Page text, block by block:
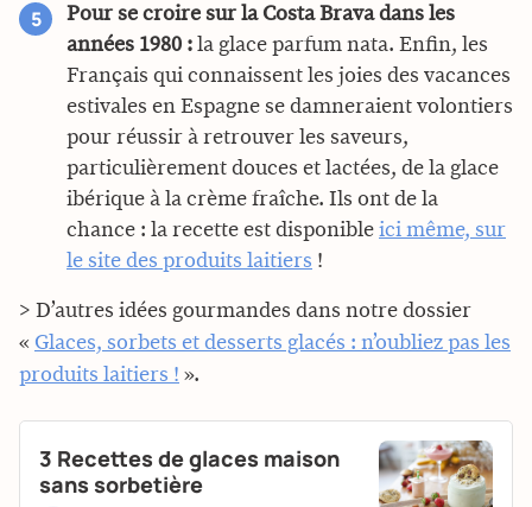
Pour se croire sur la Costa Brava dans les
années 1980 : la glace parfum nata. Enfin, les
Français qui connaissent les joies des vacances
estivales en Espagne se damneraient volontiers
pour réussir à retrouver les saveurs,
particulièrement douces et lactées, de la glace
ibérique à la crème fraîche. Ils ont de la
chance : la recette est disponible ici même, sur
le site des produits laitiers !
> D’autres idées gourmandes dans notre dossier
« Glaces, sorbets et desserts glacés : n’oubliez pas les
produits laitiers ! ».
3 Recettes de glaces maison
sans sorbetière